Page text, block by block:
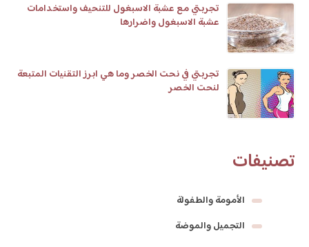
تجربتي مع عشبة الاسبغول للتنحيف واستخدامات
عشبة الاسبغول واضرارها
تجربتي في نحت الخصر وما هي ابرز التقنيات المتبعة
لنحت الخصر
تصنيفات
الأمومة والطفولة
التجميل والموضة